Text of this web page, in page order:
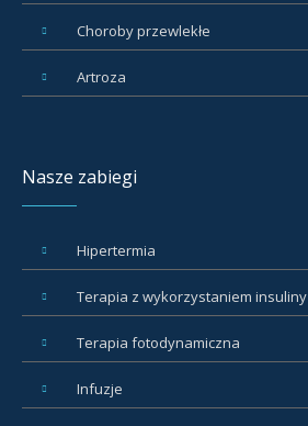
Choroby przewlekłe
Artroza
Nasze zabiegi
Hipertermia
Terapia z wykorzystaniem insuliny
Terapia fotodynamiczna
Infuzje